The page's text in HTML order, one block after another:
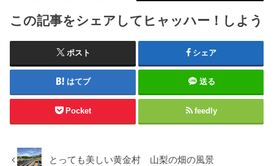
この記事をシェアしてヒャッハー！しよう
ポスト シェア
はてブ 送る
Pocket feedly
とっても美しい黄金村 山梨の畑の風景